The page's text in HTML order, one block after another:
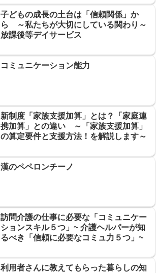
子どもの成長の土台は「信頼関係」か
ら ～私たちが大切にしている関わり～
放課後等デイサービス
コミュニケーション能力
新制度「家族支援加算」とは？「家庭連
携加算」との違い ～「家族支援加算」
の算定要件と支援方法！を解説します～
漢のペペロンチーノ
訪問介護の仕事に必要な「コミュニケー
ションスキル５つ」~ 介護ヘルパーが知
るべき「信頼に必要なコミュ力５つ」~
利用者さんに教えてもらった暮らしの知